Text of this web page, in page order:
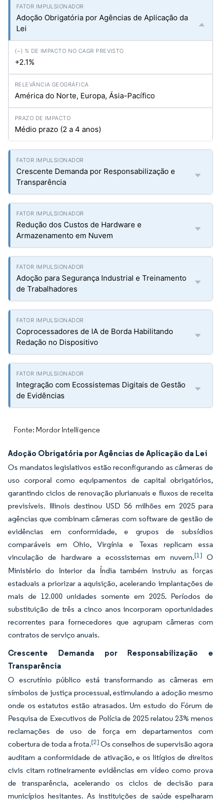
Adoção Obrigatória por Agências de Aplicação da
Lei
+2.1%
América do Norte, Europa, Ásia-Pacífico
Médio prazo (2 a 4 anos)
Crescente Demanda por Responsabilização e
Transparência
Redução dos Custos de Hardware e
Armazenamento em Nuvem
Adoção para Segurança Industrial e Treinamento
de Trabalhadores
Coprocessadores de IA de Borda Habilitando
Redação no Dispositivo
Integração com Ecossistemas Digitais de Gestão
de Evidências
Fonte: Mordor Intelligence
Adoção Obrigatória por Agências de Aplicação da Lei
Os mandatos legislativos estão reconfigurando as câmeras de
uso corporal como equipamentos de capital obrigatórios,
garantindo ciclos de renovação plurianuais e fluxos de receita
previsíveis. Illinois destinou USD 56 milhões em 2025 para
agências que combinam câmeras com software de gestão de
evidências em conformidade, e grupos de subsídios
comparáveis em Ohio, Virgínia e Texas replicam essa
vinculação de hardware a ecossistemas em nuvem.[1] O
Ministério do Interior da Índia também instruiu as forças
estaduais a priorizar a aquisição, acelerando implantações de
mais de 12.000 unidades somente em 2025. Períodos de
substituição de três a cinco anos incorporam oportunidades
recorrentes para fornecedores que agrupam câmeras com
contratos de serviço anuais.
Crescente Demanda por Responsabilização e
Transparência
O escrutínio público está transformando as câmeras em
símbolos de justiça processual, estimulando a adoção mesmo
onde os estatutos estão atrasados. Um estudo do Fórum de
Pesquisa de Executivos de Polícia de 2025 relatou 23% menos
reclamações de uso de força em departamentos com
cobertura de toda a frota.[2] Os conselhos de supervisão agora
auditam a conformidade de ativação, e os litígios de direitos
civis citam rotineiramente evidências em vídeo como prova
de transparência, acelerando os ciclos de decisão para
municípios hesitantes. As instituições de saúde espelharam